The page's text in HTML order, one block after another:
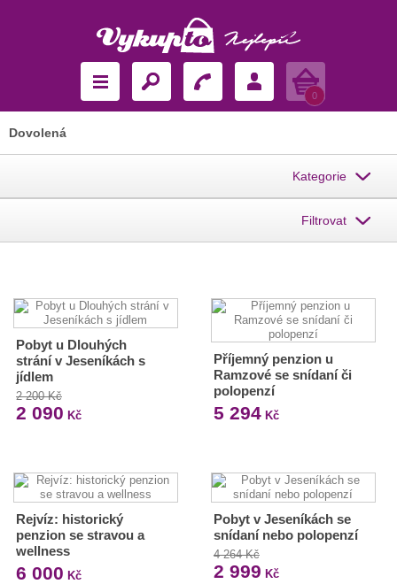
Košík
0
Dovolená
Kategorie
Filtrovat
Pobyt u Dlouhých
strání v Jeseníkách s
jídlem
2 200 Kč
2 090 Kč
Příjemný penzion u
Ramzové se snídaní či
polopenzí
5 294Kč
Rejvíz: historický
penzion se stravou a
wellness
6 000 Kč
Pobyt v Jeseníkách se
snídaní nebo polopenzí
4 264 Kč
2 999 Kč